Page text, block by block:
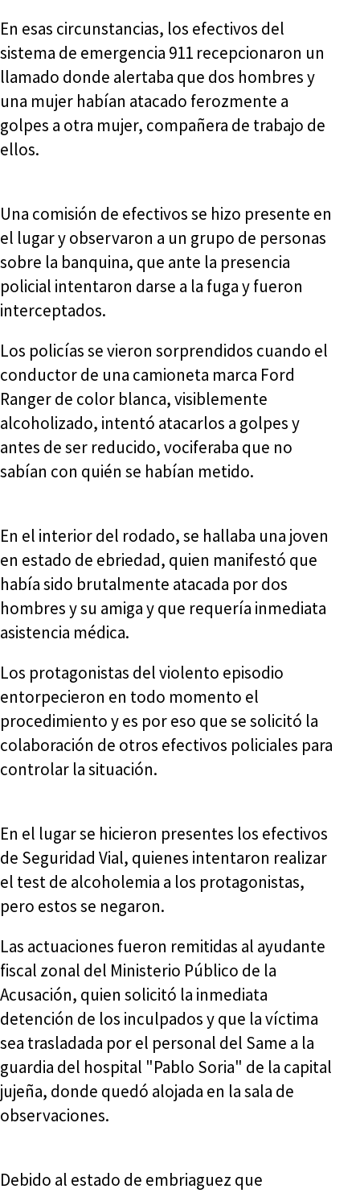
En esas circunstancias, los efectivos del
sistema de emergencia 911 recepcionaron un
llamado donde alertaba que dos hombres y
una mujer habían atacado ferozmente a
golpes a otra mujer, compañera de trabajo de
ellos.
Una comisión de efectivos se hizo presente en
el lugar y observaron a un grupo de personas
sobre la banquina, que ante la presencia
policial intentaron darse a la fuga y fueron
interceptados.
Los policías se vieron sorprendidos cuando el
conductor de una camioneta marca Ford
Ranger de color blanca, visiblemente
alcoholizado, intentó atacarlos a golpes y
antes de ser reducido, vociferaba que no
sabían con quién se habían metido.
En el interior del rodado, se hallaba una joven
en estado de ebriedad, quien manifestó que
había sido brutalmente atacada por dos
hombres y su amiga y que requería inmediata
asistencia médica.
Los protagonistas del violento episodio
entorpecieron en todo momento el
procedimiento y es por eso que se solicitó la
colaboración de otros efectivos policiales para
controlar la situación.
En el lugar se hicieron presentes los efectivos
de Seguridad Vial, quienes intentaron realizar
el test de alcoholemia a los protagonistas,
pero estos se negaron.
Las actuaciones fueron remitidas al ayudante
fiscal zonal del Ministerio Público de la
Acusación, quien solicitó la inmediata
detención de los inculpados y que la víctima
sea trasladada por el personal del Same a la
guardia del hospital "Pablo Soria" de la capital
jujeña, donde quedó alojada en la sala de
observaciones.
Debido al estado de embriaguez que